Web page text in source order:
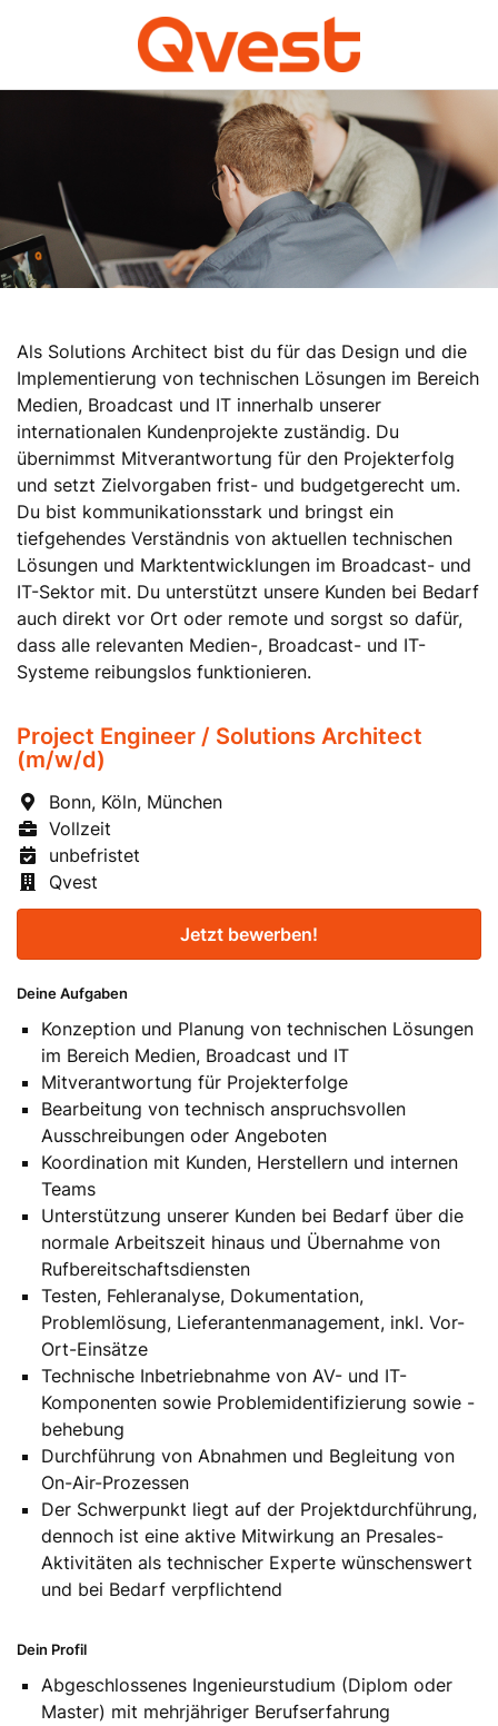
Project Engineer / Solutions Architect
(m/w/d)
Bonn, Köln, München
Vollzeit
unbefristet
Qvest
Jetzt bewerben!
Als Solutions Architect bist du für das Design und die
Implementierung von technischen Lösungen im Bereich
Medien, Broadcast und IT innerhalb unserer
internationalen Kundenprojekte zuständig. Du
übernimmst Mitverantwortung für den Projekterfolg
und setzt Zielvorgaben frist- und budgetgerecht um.
Du bist kommunikationsstark und bringst ein
tiefgehendes Verständnis von aktuellen technischen
Lösungen und Marktentwicklungen im Broadcast- und
IT-Sektor mit. Du unterstützt unsere Kunden bei Bedarf
auch direkt vor Ort oder remote und sorgst so dafür,
dass alle relevanten Medien-, Broadcast- und IT-
Systeme reibungslos funktionieren.
Deine Aufgaben
Konzeption und Planung von technischen Lösungen
im Bereich Medien, Broadcast und IT
Mitverantwortung für Projekterfolge
Bearbeitung von technisch anspruchsvollen
Ausschreibungen oder Angeboten
Koordination mit Kunden, Herstellern und internen
Teams
Unterstützung unserer Kunden bei Bedarf über die
normale Arbeitszeit hinaus und Übernahme von
Rufbereitschaftsdiensten
Testen, Fehleranalyse, Dokumentation,
Problemlösung, Lieferantenmanagement, inkl. Vor-
Ort-Einsätze
Technische Inbetriebnahme von AV- und IT-
Komponenten sowie Problemidentifizierung sowie -
behebung
Durchführung von Abnahmen und Begleitung von
On-Air-Prozessen
Der Schwerpunkt liegt auf der Projektdurchführung,
dennoch ist eine aktive Mitwirkung an Presales-
Aktivitäten als technischer Experte wünschenswert
und bei Bedarf verpflichtend
Dein Profil
Abgeschlossenes Ingenieurstudium (Diplom oder
Master) mit mehrjähriger Berufserfahrung